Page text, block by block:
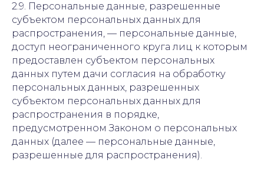
2.9. Персональные данные, разрешенные
субъектом персональных данных для
распространения, — персональные данные,
доступ неограниченного круга лиц к которым
предоставлен субъектом персональных
данных путем дачи согласия на обработку
персональных данных, разрешенных
субъектом персональных данных для
распространения в порядке,
предусмотренном Законом о персональных
данных (далее — персональные данные,
разрешенные для распространения).